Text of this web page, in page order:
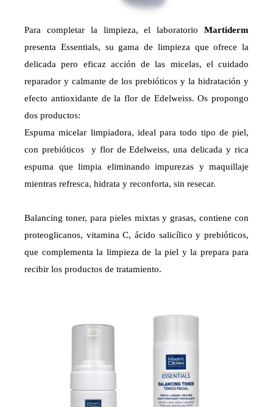
Para completar la limpieza, el laboratorio Martiderm
presenta Essentials, su gama de limpieza que ofrece la
delicada pero eficaz acción de las micelas, el cuidado
reparador y calmante de los prebióticos y la hidratación y
efecto antioxidante de la flor de Edelweiss. Os propongo
dos productos:
Espuma micelar limpiadora, ideal para todo tipo de piel,
con prebióticos y flor de Edelweiss, una delicada y rica
espuma que limpia eliminando impurezas y maquillaje
mientras refresca, hidrata y reconforta, sin resecar.
Balancing toner, para pieles mixtas y grasas, contiene con
proteoglicanos, vitamina C, ácido salicílico y prebióticos,
que complementa la limpieza de la piel y la prepara para
recibir los productos de tratamiento.